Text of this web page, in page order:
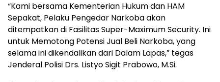
“Kami bersama Kementerian Hukum dan HAM
Sepakat, Pelaku Pengedar Narkoba akan
ditempatkan di Fasilitas Super-Maximum Security. Ini
untuk Memotong Potensi Jual Beli Narkoba, yang
selama ini dikendalikan dari Dalam Lapas,” tegas
Jenderal Polisi Drs. Listyo Sigit Prabowo, M.Si.